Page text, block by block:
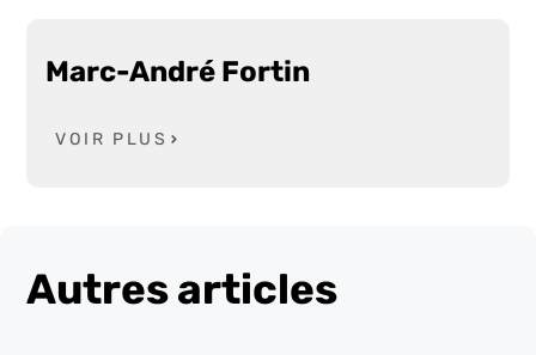
Marc-André Fortin
VOIR PLUS
Autres articles